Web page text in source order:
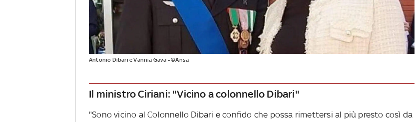
Antonio Dibari e Vannia Gava - ©Ansa
Il ministro Ciriani: "Vicino a colonnello Dibari"
"Sono vicino al Colonnello Dibari e confido che possa rimettersi al più presto così da